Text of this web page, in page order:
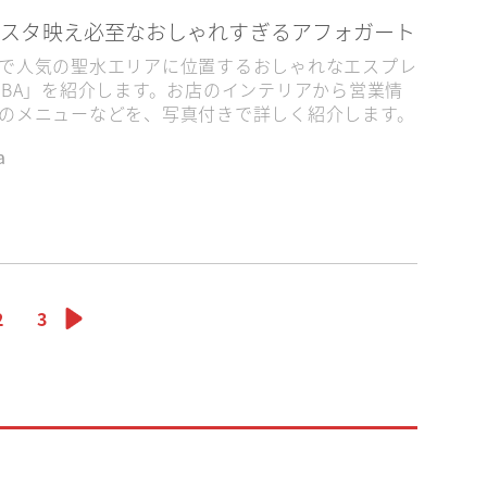
タ映え必至なおしゃれすぎるアフォガート
人気の聖水エリアに位置するおしゃれなエスプレ
」を紹介します。お店のインテリアから営業情
メニューなどを、写真付きで詳しく紹介します。
3